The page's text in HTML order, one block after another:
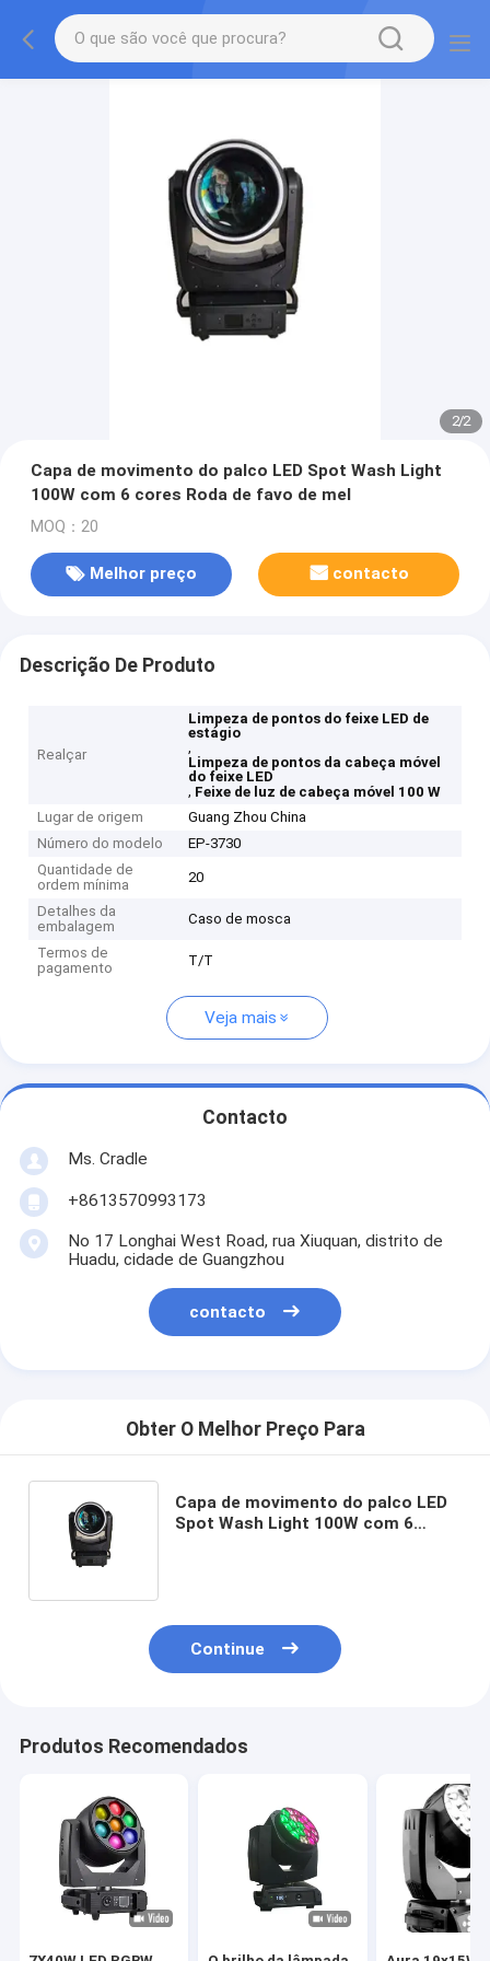
2/2
Capa de movimento do palco LED Spot Wash Light
100W com 6 cores Roda de favo de mel
MOQ：20
Melhor preço contacto
Descrição De Produto
Realçar
Limpeza de pontos do feixe LED de
estágio
,
Limpeza de pontos da cabeça móvel
do feixe LED
, Feixe de luz de cabeça móvel 100 W
Lugar de origem
Guang Zhou China
Número do modelo
EP-3730
Quantidade de
ordem mínima
20
Detalhes da
embalagem
Caso de mosca
Termos de
pagamento
T/T
Veja mais
Contacto
Ms. Cradle
+8613570993173
No 17 Longhai West Road, rua Xiuquan, distrito de
Huadu, cidade de Guangzhou
contacto
Obter O Melhor Preço Para
Capa de movimento do palco LED
Spot Wash Light 100W com 6
Continue
Produtos Recomendados